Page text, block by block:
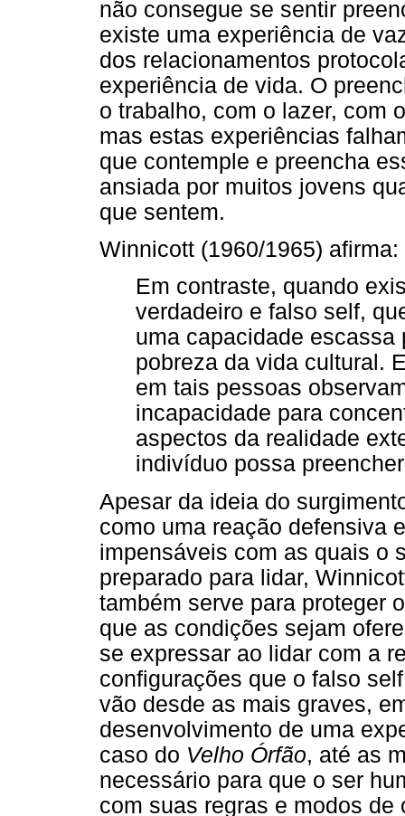
não consegue se sentir
existe uma experiência de
dos relacionamentos
experiência de vida. O
o trabalho, com o lazer, com
mas estas experiências
que contemple e preencha
ansiada por muitos jovens
que sentem.
Winnicott (1960/1965) afirma:
Em contraste, quando
verdadeiro e falso self,
uma capacidade
pobreza da vida cultural.
em tais pessoas
incapacidade para
aspectos da realidade
indivíduo possa
Apesar da ideia do
como uma reação defensiva
impensáveis com as quais o
preparado para lidar,
também serve para proteger
que as condições sejam
se expressar ao lidar com a
configurações que o falso
vão desde as mais graves,
desenvolvimento de uma
caso do Velho Órfão, até as
necessário para que o ser
com suas regras e modos